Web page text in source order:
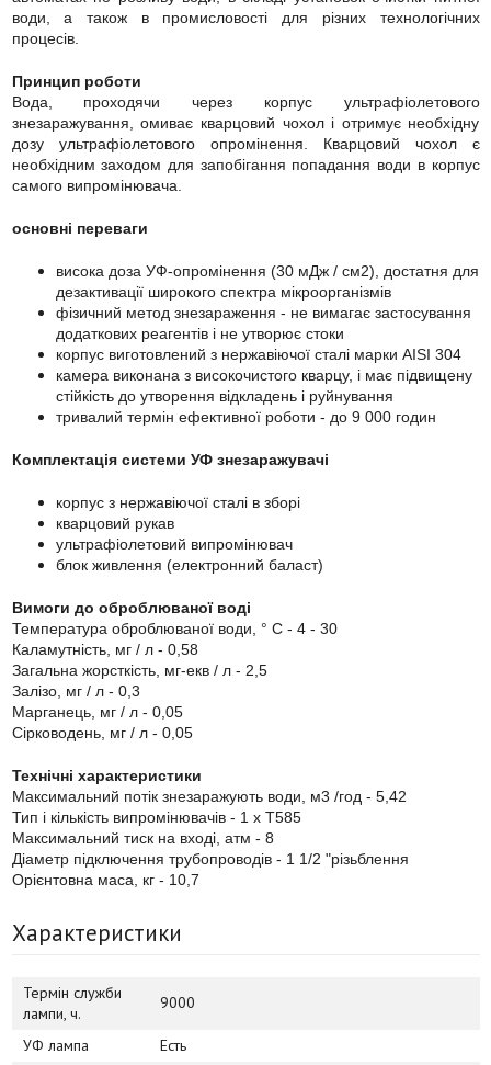
води, а також в промисловості для різних технологічних
процесів.
Принцип роботи
Вода, проходячи через корпус ультрафіолетового
знезаражування, омиває кварцовий чохол і отримує необхідну
дозу ультрафіолетового опромінення. Кварцовий чохол є
необхідним заходом для запобігання попадання води в корпус
самого випромінювача.
основні переваги
висока доза УФ-опромінення (30 мДж / см2), достатня для
дезактивації широкого спектра мікроорганізмів
фізичний метод знезараження - не вимагає застосування
додаткових реагентів і не утворює стоки
корпус виготовлений з нержавіючої сталі марки AISI 304
камера виконана з високочистого кварцу, і має підвищену
стійкість до утворення відкладень і руйнування
тривалий термін ефективної роботи - до 9 000 годин
Комплектація системи УФ знезаражувачі
корпус з нержавіючої сталі в зборі
кварцовий рукав
ультрафіолетовий випромінювач
блок живлення (електронний баласт)
Вимоги до оброблюваної воді
Температура оброблюваної води, ° С - 4 - 30
Каламутність, мг / л - 0,58
Загальна жорсткість, мг-екв / л - 2,5
Залізо, мг / л - 0,3
Марганець, мг / л - 0,05
Сірководень, мг / л - 0,05
Технічні характеристики
Максимальний потік знезаражують води, м3 /год - 5,42
Тип і кількість випромінювачів - 1 х T585
Максимальний тиск на вході, атм - 8
Діаметр підключення трубопроводів - 1 1/2 "різьблення
Орієнтовна маса, кг - 10,7
Характеристики
Термін служби
лампи, ч.
9000
УФ лампа
Есть